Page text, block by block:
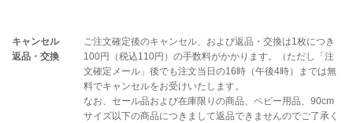
キャンセル
返品・交換
ご注文確定後のキャンセル、および返品・交換は1枚につき
100円（税込110円）の手数料がかかります。（ただし「注
文確定メール」後でも注文当日の16時（午後4時）までは無
料でキャンセルをお受けいたします。
なお、セール品および在庫限りの商品、ベビー用品、90cm
サイズ以下の商品につきまして返品できませんのでご了承く